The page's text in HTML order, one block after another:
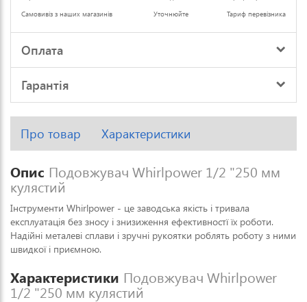
Самовивіз з наших магазинів
Уточнюйте Тариф перевізника
Оплата
Гарантія
Про товар Характеристики
Опис Подовжувач Whirlpower 1/2 "250 мм
кулястий
Інструменти Whirlpower - це заводська якість і тривала
експлуатація без зносу і знизиження ефективностї їх роботи.
Надійні металеві сплави і зручні рукоятки роблять роботу з ними
швидкої і приємною.
Характеристики Подовжувач Whirlpower
1/2 "250 мм кулястий